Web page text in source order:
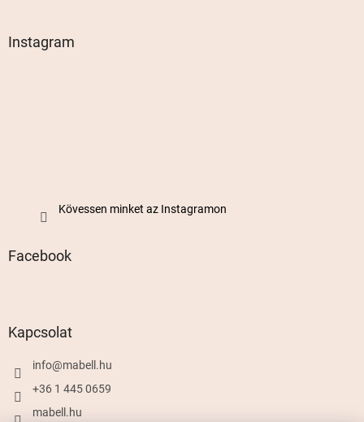
Instagram
Kövessen minket az Instagramon
Facebook
Kapcsolat
info@mabell.hu
+36 1 445 0659
mabell.hu